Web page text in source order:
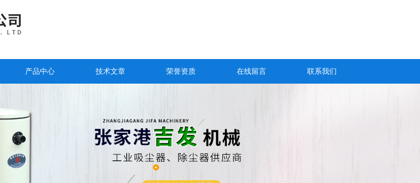
产品中心 技术文章 荣誉资质 在线留言 联系我们